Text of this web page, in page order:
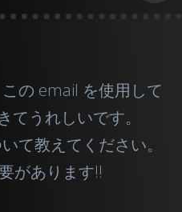
の email を使用して
てうれしいです。
て教えてください。
があります!!